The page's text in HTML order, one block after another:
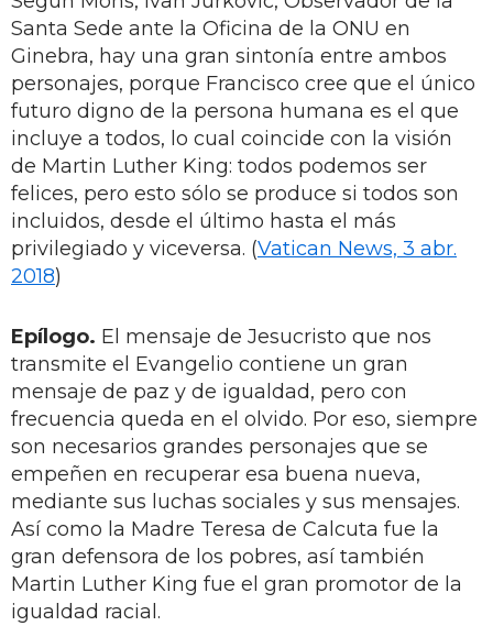
Santa Sede ante la Oficina de la ONU en
Ginebra, hay una gran sintonía entre ambos
personajes, porque Francisco cree que el único
futuro digno de la persona humana es el que
incluye a todos, lo cual coincide con la visión
de Martin Luther King: todos podemos ser
felices, pero esto sólo se produce si todos son
incluidos, desde el último hasta el más
privilegiado y viceversa. (Vatican News, 3 abr.
2018)
Epílogo. El mensaje de Jesucristo que nos
transmite el Evangelio contiene un gran
mensaje de paz y de igualdad, pero con
frecuencia queda en el olvido. Por eso, siempre
son necesarios grandes personajes que se
empeñen en recuperar esa buena nueva,
mediante sus luchas sociales y sus mensajes.
Así como la Madre Teresa de Calcuta fue la
gran defensora de los pobres, así también
Martin Luther King fue el gran promotor de la
igualdad racial.